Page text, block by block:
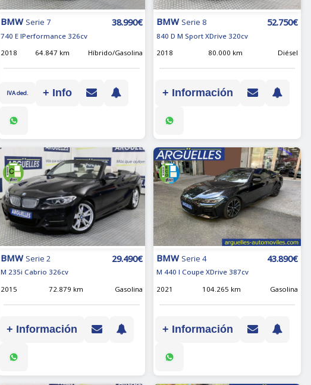
BMW Serie 7 38.990€
740 E IPerformance 326cv
2018
64.847 km Híbrido/Gasolina
IVA ded. + Info
BMW Serie 8 52.750€
840 D M Sport XDrive 320cv
2018
80.000 km Diésel
+ Información
BMW Serie 2 29.490€
M 235i Cabrio 326cv
2015
72.879 km Gasolina
+ Información
BMW Serie 4 43.890€
M 440 I Coupe XDrive 387cv
2021
104.265 km Gasolina
+ Información